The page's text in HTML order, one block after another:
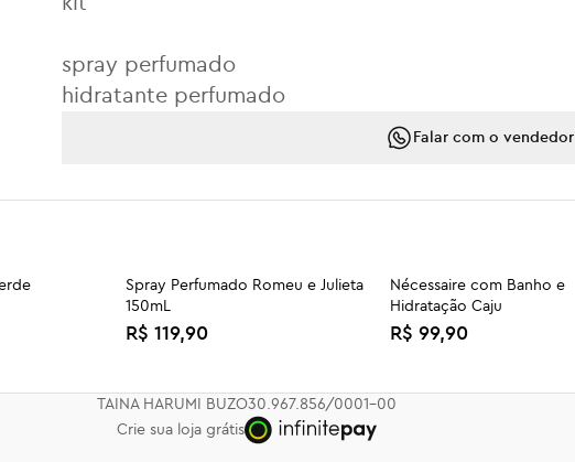
spray perfumado
hidratante perfumado
Falar com o vendedor
Spray Perfumado Romeu e Julieta
150mL
R$ 119,90
Nécessaire com Banho e
Hidratação Caju
R$ 99,90
TAINA HARUMI BUZO30.967.856/0001-00
Crie sua loja grátis